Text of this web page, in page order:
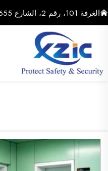
الغرفة 101، رقم 2، الشارع 2655 طريق هونان، منطقة بودونغ الجديدة، مدينة شنغهاي، الصين